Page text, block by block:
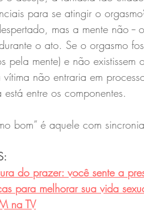
para se atingir o
mas a mente não --
o ato. Se o orgasmo
pela mente) e não existissem
vítima não entraria em
entre os componentes.
bom” é aquele com
do prazer: você sente a
para melhorar sua vida
na TV